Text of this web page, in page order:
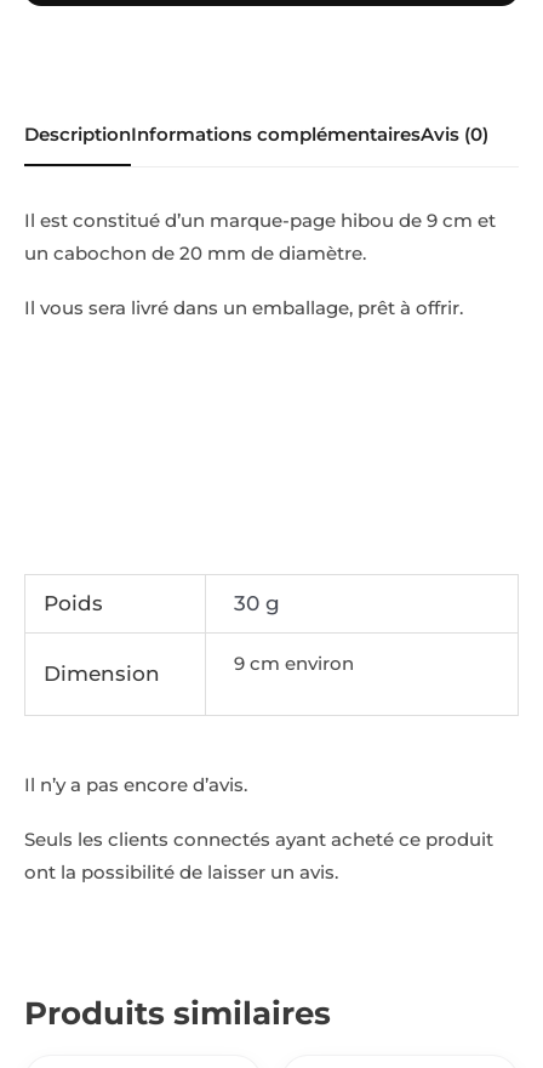
DescriptionInformations complémentairesAvis (0)
Il est constitué d’un marque-page hibou de 9 cm et
un cabochon de 20 mm de diamètre.
Il vous sera livré dans un emballage, prêt à offrir.
Poids 30 g
Dimension 9 cm environ
Il n’y a pas encore d’avis.
Seuls les clients connectés ayant acheté ce produit
ont la possibilité de laisser un avis.
Produits similaires